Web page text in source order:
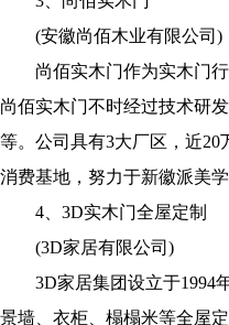
(安徽尚佰木业有限公司)
尚佰实木门作为实木门行
尚佰实木门不时经过技术研
等。公司具有3大厂区，近
消费基地，努力于新徽派美
4、3D实木门全屋定制
(3D家居有限公司)
3D家居集团设立于1994年
景墙、衣柜、榻榻米等全屋